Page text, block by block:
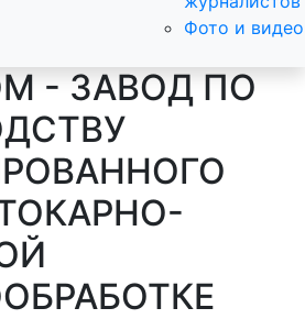
Фото и видео
- ЗАВОД ПО